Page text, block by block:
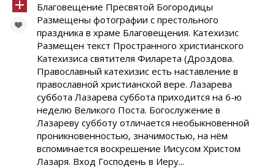
Благовещение Пресвятой Богородицы
Размещены фотографии с престольного
праздника в храме Благовещения. Катехизис
Размещен текст Пространного христианского
Катехизиса святителя Филарета (Дроздова.
Православный катехизис есть наставление в
православной христианской вере. Лазарева
суббота Лазарева суббота приходится на 6-ю
неделю Великого Поста. Богослужение в
Лазареву субботу отличается необыкновенной
проникновенностью, значимостью, на нём
вспоминается воскрешение Иисусом Христом
Лазаря. Вход Господень в Иеру...